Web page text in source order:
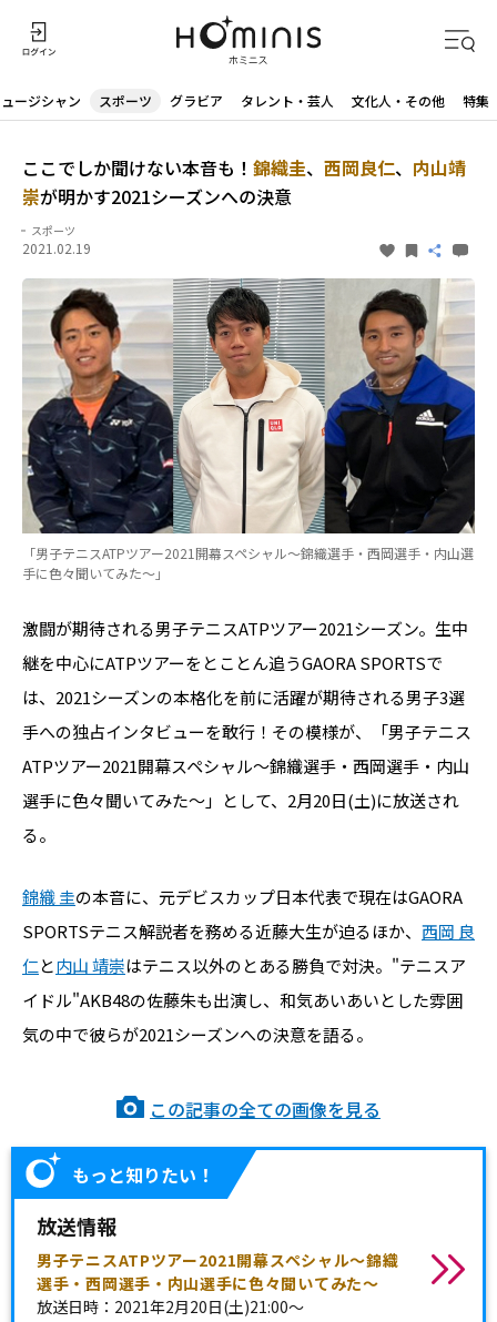
ージシャン スポーツ グラビア タレント・芸人 文化人・その他 特集
ここでしか聞けない本音も！ 錦織圭、 西岡良仁、 内山靖
崇が明かす2021シーズンへの決意
スポーツ
2021.02.19
「男子テニスATPツアー2021開幕スペシャル～錦織選手・西岡選手・内山選
手に色々聞いてみた～」
激闘が期待される男子テニスATPツアー2021シーズン。生中
継を中心にATPツアーをとことん追うGAORA SPORTSで
は、2021シーズンの本格化を前に活躍が期待される男子3選
手への独占インタビューを敢行！その模様が、「男子テニス
ATPツアー2021開幕スペシャル～錦織選手・西岡選手・内山
選手に色々聞いてみた～」として、2月20日(土)に放送され
る。
錦織 圭の本音に、元デビスカップ日本代表で現在はGAORA
SPORTSテニス解説者を務める近藤大生が迫るほか、 西岡 良
仁と内山 靖崇はテニス以外のとある勝負で対決。"テニスア
イドル"AKB48の佐藤朱も出演し、和気あいあいとした雰囲
気の中で彼らが2021シーズンへの決意を語る。
この記事の全ての画像を見る
もっと知りたい！
放送情報
男子テニスATPツアー2021開幕スペシャル～錦織
選手・西岡選手・内山選手に色々聞いてみた～
放送日時：2021年2月20日(土)21:00〜